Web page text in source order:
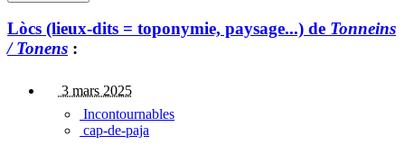
Lòcs (lieux-dits = toponymie, paysage...) de Tonneins
/ Tonens :
3 mars 2025
Incontournables
cap-de-paja